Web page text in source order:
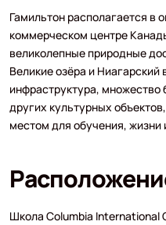
Гамильтон располагается в
коммерческом центре
великолепные природные
Великие озёра и
инфраструктура, множество
других культурных
местом для обучения, жизни
Школа Columbia International